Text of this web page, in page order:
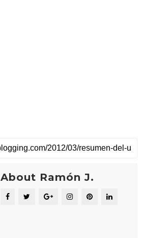
About Ramón J.